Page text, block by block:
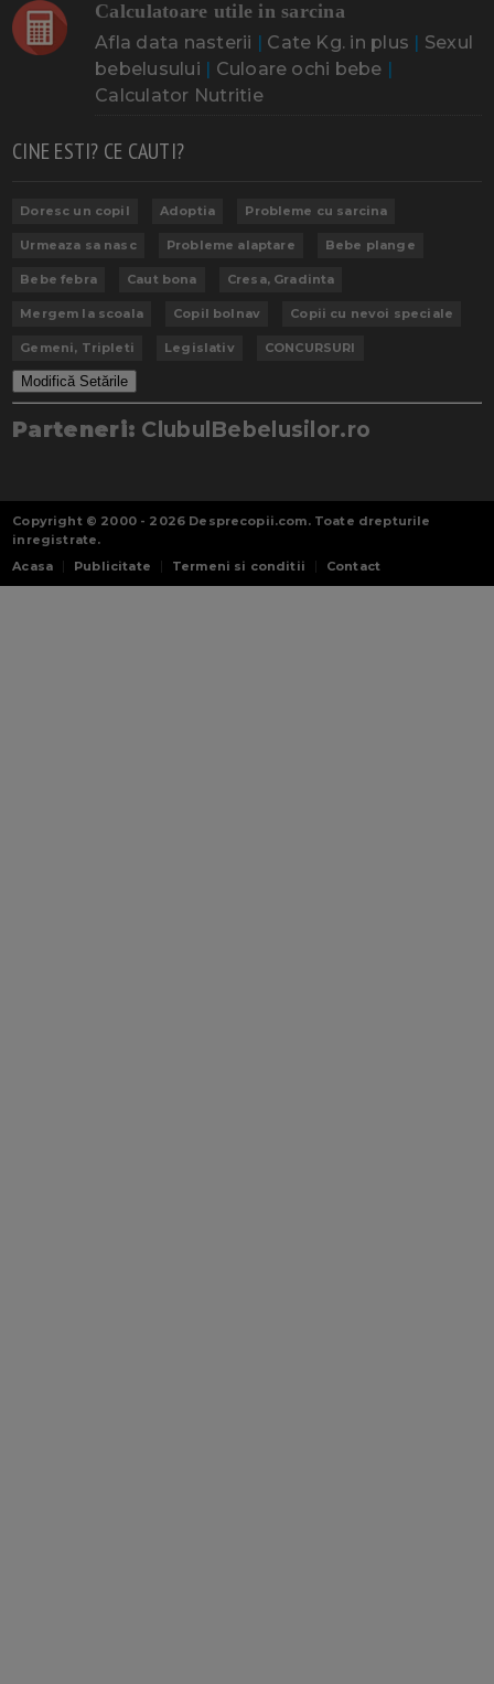
Calculatoare utile in sarcina
Afla data nasterii | Cate Kg. in plus | Sexul
bebelusului | Culoare ochi bebe |
Calculator Nutritie
CINE ESTI? CE CAUTI?
Doresc un copil Adoptia Probleme cu sarcina
Urmeaza sa nasc Probleme alaptare Bebe plange
Bebe febra Caut bona Cresa, Gradinta
Mergem la scoala Copil bolnav Copii cu nevoi speciale
Gemeni, Tripleti Legislativ CONCURSURI
Modifică Setările
Parteneri: ClubulBebelusilor.ro
Copyright © 2000 - 2026 Desprecopii.com. Toate drepturile
inregistrate.
Acasa
Publicitate Termeni si conditii Contact